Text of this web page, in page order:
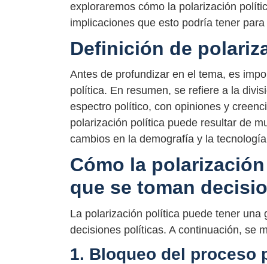
exploraremos cómo la polarización
implicaciones que esto podría tener
Definición de
Antes de profundizar en el tema, es
política. En resumen, se refiere a la
espectro político, con opiniones y
polarización política puede resultar de
cambios en la demografía y la
Cómo la
que se toman
La polarización política puede tener
decisiones políticas. A continuación, se
1. Bloqueo del proceso